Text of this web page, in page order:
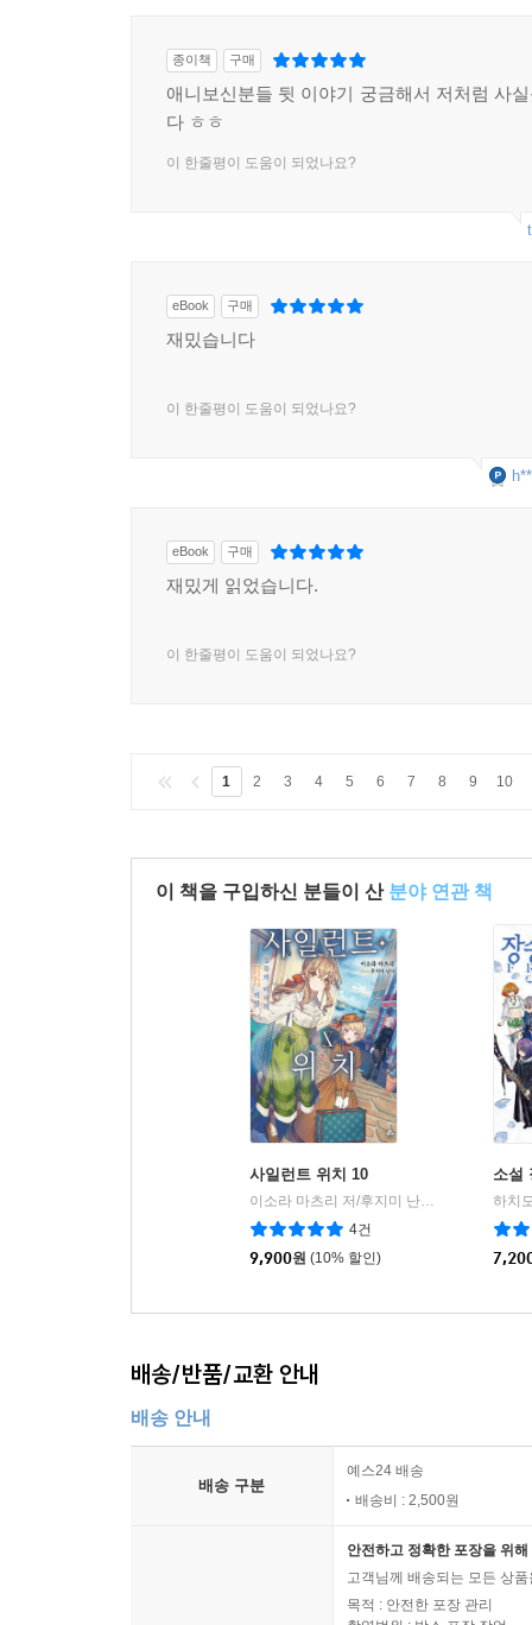
종이책 구매
애니보신분들 뒷 이야기 궁금해서 저처럼 사
다 ㅎㅎ
이 한줄평이 도움이 되었나요?
eBook 구매
재밌습니다
이 한줄평이 도움이 되었나요?
eBook 구매
재밌게 읽었습니다.
이 한줄평이 도움이 되었나요?
1 2 3 4 5 6 7 8 9 10
이 책을 구입하신 분들이 산 분야 연관 책
사일런트 위치 10
이소라 마츠리 저/후지미 난나 그림/이경인 역
4건
9,900원 (10% 할인)
소설
배송/반품/교환 안내
배송 안내
배송 구분
예스24 배송
배송비 : 2,500원
안전하고 정확한 포장을 위
고객님께 배송되는 모든 상
목적 : 안전한 포장 관리